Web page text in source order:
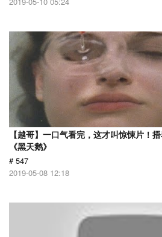
【越哥】一口气看完，这才叫惊悚片！
《黑天鹅》
# 547
2019-05-08 12:18